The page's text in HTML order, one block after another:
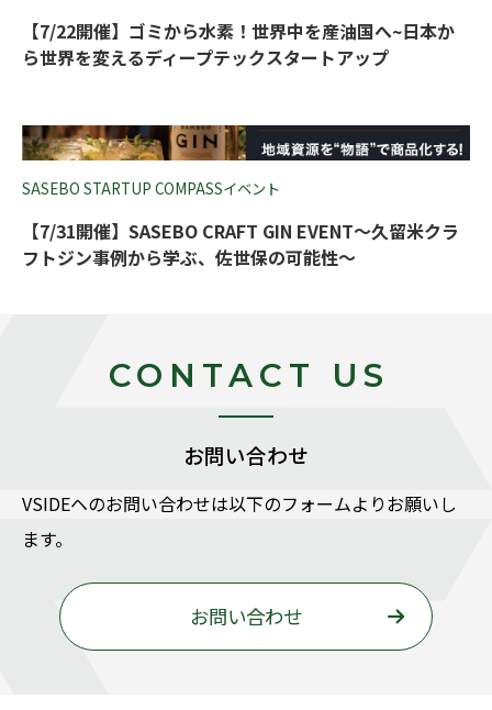
【7/22開催】ゴミから水素！世界中を産油国へ~日本か
ら世界を変えるディープテックスタートアップ
SASEBO STARTUP COMPASSイベント
【7/31開催】SASEBO CRAFT GIN EVENT～久留米クラ
フトジン事例から学ぶ、佐世保の可能性～
CONTACT US
お問い合わせ
VSIDEヘのお問い合わせは以下のフォームよりお願いし
ます。
お問い合わせ